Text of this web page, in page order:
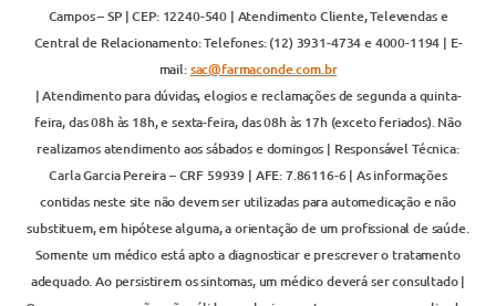
Campos – SP | CEP: 12240-540 | Atendimento Cliente, Televendas e
Central de Relacionamento: Telefones: (12) 3931-4734 e 4000-1194 | E-
mail:sac@farmaconde.com.br
| Atendimento para dúvidas, elogios e reclamações de segunda a quinta-
feira, das 08h às 18h, e sexta-feira, das 08h às 17h (exceto feriados). Não
realizamos atendimento aos sábados e domingos | Responsável Técnica:
Carla Garcia Pereira – CRF 59939 | AFE: 7.86116-6 | As informações
contidas neste site não devem ser utilizadas para automedicação e não
substituem, em hipótese alguma, a orientação de um profissional de saúde.
Somente um médico está apto a diagnosticar e prescrever o tratamento
adequado. Ao persistirem os sintomas, um médico deverá ser consultado |